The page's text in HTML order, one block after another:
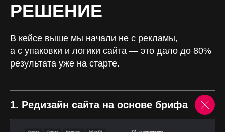
РЕШЕНИЕ
В кейсе выше мы начали не с рекламы,
а с упаковки и логики сайта — это дало до 80%
результата уже на старте.
1. Редизайн сайта на основе брифа
ПОЛУЧИТЬ ПЛАН
ПРОДВИЖЕНИЯ
и сформулируем оптимальную стратегию
продвижения.